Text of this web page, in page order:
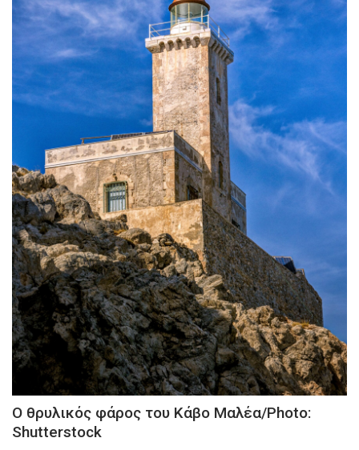
Ο θρυλικός φάρος του Κάβο Μαλέα/Photo:
Shutterstock